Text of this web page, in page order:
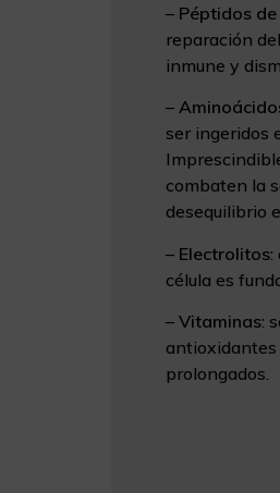
– Péptidos
reparación
inmune y
–
ser ingeridos
combaten la
desequilibrio
– Electrolitos:
célula es
– Vitaminas:
antioxidantes
prolongados.